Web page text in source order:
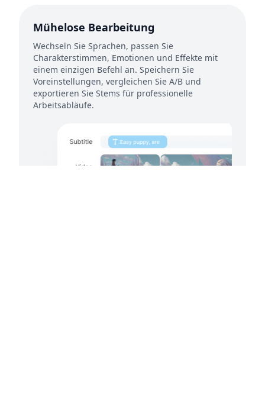
Mühelose Bearbeitung
Wechseln Sie Sprachen, passen Sie
Charakterstimmen, Emotionen und Effekte mit
einem einzigen Befehl an. Speichern Sie
Voreinstellungen, vergleichen Sie A/B und
exportieren Sie Stems für professionelle
Arbeitsabläufe.